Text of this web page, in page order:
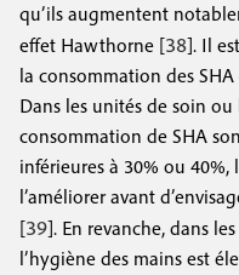
qu’ils augmentent
effet Hawthorne [38]. Il
la consommation des
Dans les unités de soin
consommation de SHA
inférieures à 30% ou
l’améliorer avant
[39]. En revanche, dans
l’hygiène des mains est